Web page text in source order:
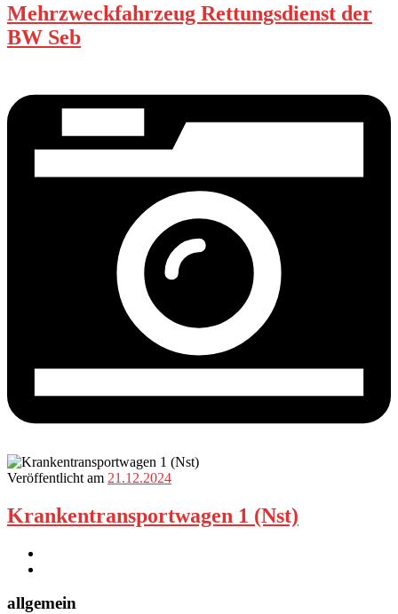
Mehrzweckfahrzeug Rettungsdienst der
BW Seb
Veröffentlicht am 21.12.2024
Krankentransportwagen 1 (Nst)
allgemein